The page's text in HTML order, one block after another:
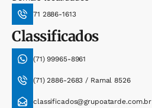
71 2886-1613
Classificados
(71) 99965-8961
(71) 2886-2683 / Ramal 8526
classificados@grupoatarde.com.br